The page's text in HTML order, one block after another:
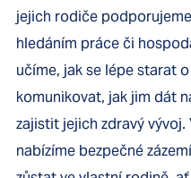
jejich rodiče
hledáním práce či
učíme, jak se lépe starat
komunikovat, jak jim dát
zajistit jejich zdravý
nabízíme bezpečné